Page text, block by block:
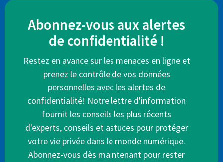
Abonnez-vous aux alertes
de confidentialité !
Restez en avance sur les menaces en ligne et
prenez le contrôle de vos données
personnelles avec les alertes de
confidentialité! Notre lettre d'information
fournit les conseils les plus récents
d'experts, conseils et astuces pour protéger
votre vie privée dans le monde numérique.
Abonnez-vous dès maintenant pour rester